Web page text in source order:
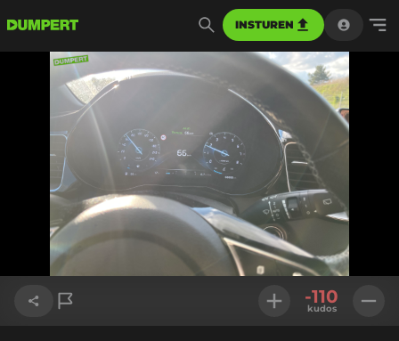
INSTUREN
-110
kudos